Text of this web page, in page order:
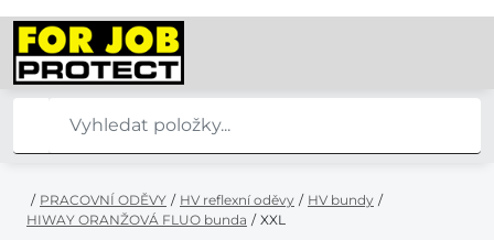
/ PRACOVNÍ ODĚVY / HV reflexní oděvy / HV bundy /
HIWAY ORANŽOVÁ FLUO bunda / XXL